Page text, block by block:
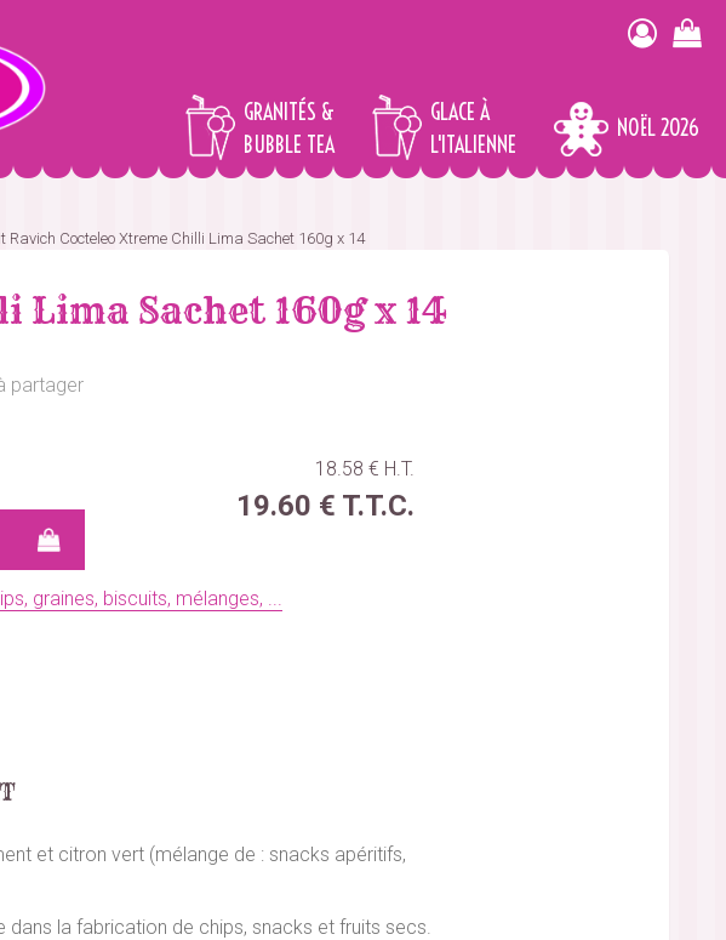
GRANITÉS &
BUBBLE TEA
GLACE À
L'ITALIENNE
NOËL 2026
Ravich Cocteleo Xtreme Chilli Lima Sachet 160g x 14
Sachet 160g x 14
partager
18 .58 € H.T.
19.60 € T.T.C.
graines, biscuits, mélanges, ...
et citron vert (mélange de : snacks apéritifs,
la fabrication de chips, snacks et fruits secs.